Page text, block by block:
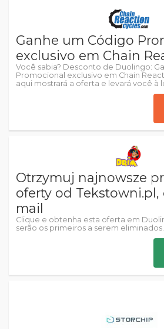
Ganhe um Código
exclusivo em Chain
Você sabia? Desconto de Duolingo:
Promocional exclusivo em Chain
aqui mostrará a oferta e levará você à
Otrzymuj najnowsze
oferty od Tekstowni.pl,
mail
Clique e obtenha esta oferta em
serão os primeiros a serem eliminados.